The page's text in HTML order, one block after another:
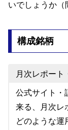
いでしょうか（
構成銘柄
月次レポート
公式サイト・
来る、月次レ
どのような運